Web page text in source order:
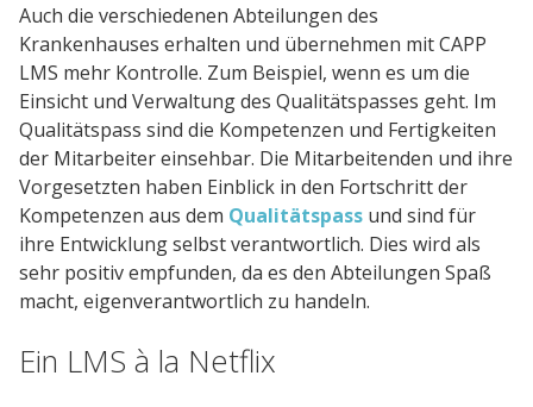
Auch die verschiedenen Abteilungen des
Krankenhauses erhalten und übernehmen mit CAPP
LMS mehr Kontrolle. Zum Beispiel, wenn es um die
Einsicht und Verwaltung des Qualitätspasses geht. Im
Qualitätspass sind die Kompetenzen und Fertigkeiten
der Mitarbeiter einsehbar. Die Mitarbeitenden und ihre
Vorgesetzten haben Einblick in den Fortschritt der
Kompetenzen aus dem Qualitätspass und sind für
ihre Entwicklung selbst verantwortlich. Dies wird als
sehr positiv empfunden, da es den Abteilungen Spaß
macht, eigenverantwortlich zu handeln.
Ein LMS à la Netflix